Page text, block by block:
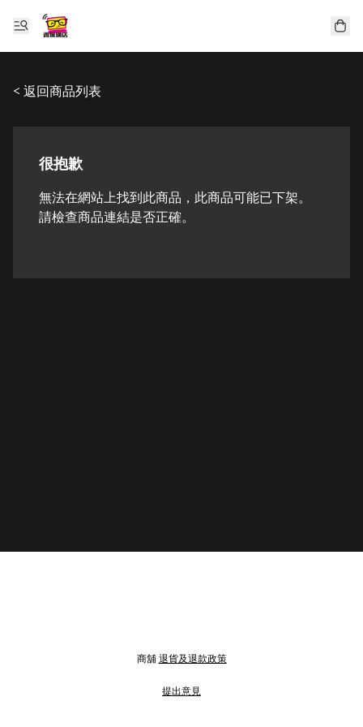
< 返回商品列表
很抱歉
無法在網站上找到此商品，此商品可能已下架。
請檢查商品連結是否正確。
商舖退貨及退款政策
提出意見